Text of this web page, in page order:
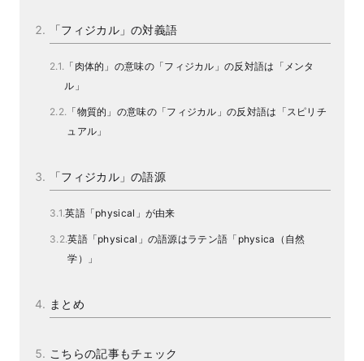
「フィジカル」の対義語
「肉体的」の意味の「フィジカル」の反対語は「メンタ
ル」
「物質的」の意味の「フィジカル」の反対語は「スピリチ
ュアル」
「フィジカル」の語源
英語「physical」が由来
英語「physical」の語源はラテン語「physica（自然
学）」
まとめ
こちらの記事もチェック